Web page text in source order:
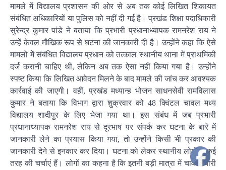
मामले में विद्यालय प्रशासन की ओर से अब तक कोई लिखित शिकायत
संबंधित अधिकारियों या पुलिस को नहीं दी गई है। प्रखंड शिक्षा पदाधिकारी
सुरेन्द्र कुमार पांडे ने बताया कि प्रभारी प्रधानाध्यापक रामनरेश राय ने
उन्हें केवल मौखिक रूप से घटना की जानकारी दी है। उन्होंने कहा कि ऐसे
मामलों में संबंधित विद्यालय प्रधान को तत्काल स्थानीय थाना में प्राथमिकी
दर्ज करानी चाहिए थी, लेकिन अब तक ऐसा नहीं किया गया है। उन्होंने
स्पष्ट किया कि लिखित आवेदन मिलने के बाद मामले की जांच कर आवश्यक
कार्रवाई की जाएगी। वहीं, प्रखंड मध्यान्ह भोजन साधनसेवी रामविलास
कुमार ने बताया कि विभाग द्वारा शुक्रवार को 48 क्विंटल चावल मध्य
विद्यालय शादीपुर के लिए भेजा गया था। इस संबंध में जब प्रभारी
प्रधानाध्यापक रामनरेश राय से दूरभाष पर संपर्क कर घटना के बारे में
जानकारी लेने का प्रयास किया गया, तो उन्होंने किसी भी प्रकार की
जानकारी देने से इनकार कर दिया। घटना को लेकर स्थानीय लोगों में कई
तरह की चर्चाएं हैं। लोगों का कहना है कि इतनी बड़ी मात्रा में चावल चोरी